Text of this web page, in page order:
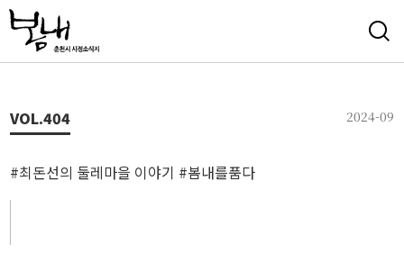
VOL.404 2024-09
#최돈선의 둘레마을 이야기 #봄내를품다